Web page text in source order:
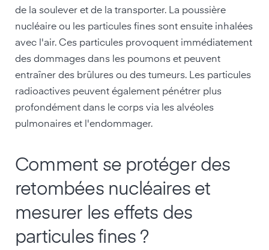
de la soulever et de la transporter. La poussière
nucléaire ou les particules fines sont ensuite inhalées
avec l'air. Ces particules provoquent immédiatement
des dommages dans les poumons et peuvent
entraîner des brûlures ou des tumeurs. Les particules
radioactives peuvent également pénétrer plus
profondément dans le corps via les alvéoles
pulmonaires et l'endommager.
Comment se protéger des
retombées nucléaires et
mesurer les effets des
particules fines ?